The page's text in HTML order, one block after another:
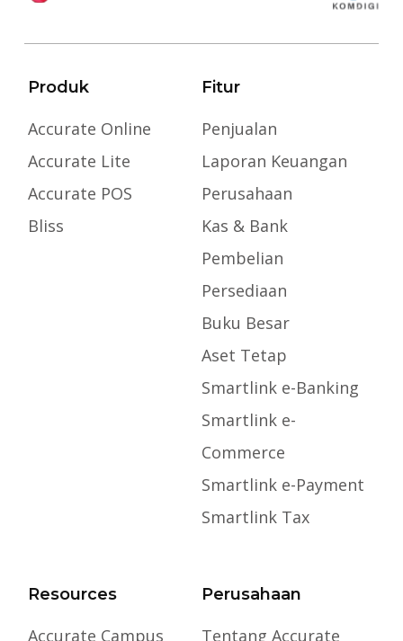
Produk
Accurate Online
Accurate Lite
Accurate POS
Bliss
Fitur
Penjualan
Laporan Keuangan
Perusahaan
Kas & Bank
Pembelian
Persediaan
Buku Besar
Aset Tetap
Smartlink e-Banking
Smartlink e-
Commerce
Smartlink e-Payment
Smartlink Tax
Resources
Accurate Campus
Perusahaan
Tentang Accurate